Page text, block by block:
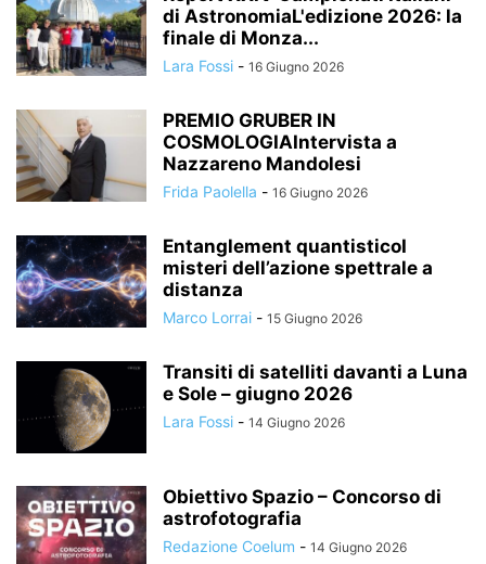
di AstronomiaL'edizione 2026: la
finale di Monza...
Lara Fossi - 16 Giugno 2026
PREMIO GRUBER IN
COSMOLOGIAIntervista a
Nazzareno Mandolesi
Frida Paolella - 16 Giugno 2026
Entanglement quantisticoI
misteri dell’azione spettrale a
distanza
Marco Lorrai - 15 Giugno 2026
Transiti di satelliti davanti a Luna
e Sole – giugno 2026
Lara Fossi - 14 Giugno 2026
Obiettivo Spazio – Concorso di
astrofotografia
Redazione Coelum - 14 Giugno 2026